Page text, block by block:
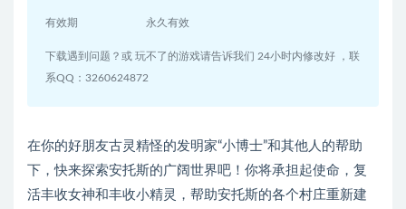
有效期 永久有效
下载遇到问题？或 玩不了的游戏请告诉我们 24小时内修改好 ，联
系QQ：3260624872
在你的好朋友古灵精怪的发明家“小博士”和其他人的帮助
下，快来探索安托斯的广阔世界吧！你将承担起使命，复
活丰收女神和丰收小精灵，帮助安托斯的各个村庄重新建